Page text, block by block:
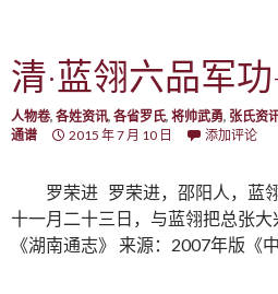
清·蓝翎六品军
人物卷, 各姓资讯, 各省罗氏, 将帅武勇, 张氏资
通谱
2015 年 7 月 10 日 添加评论
罗荣进 罗荣进，邵阳人，蓝
十一月二十三日，与蓝翎把总张
《湖南通志》 来源：2007年版《